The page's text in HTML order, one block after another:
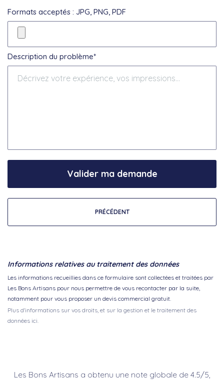
Formats acceptés : JPG, PNG, PDF
Description du problème*
PRÉCÉDENT
Valider ma demande
Informations relatives au traitement des données
Les informations recueillies dans ce formulaire sont collectées et traitées par
Les Bons Artisans pour nous permettre de vous recontacter par la suite,
notamment pour vous proposer un devis commercial gratuit.
Plus d'informations sur vos droits, et sur la gestion et le traitement des
données ici.
Les Bons Artisans a obtenu une note globale de 4.5/5,